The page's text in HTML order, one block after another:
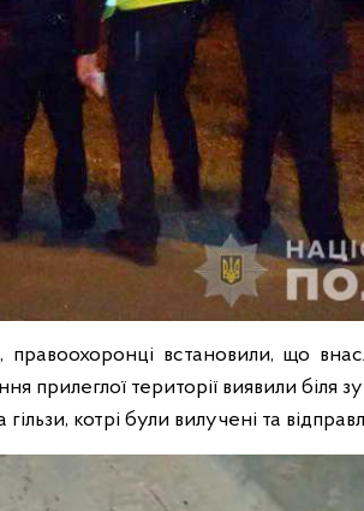
встановили, що
прилеглої території виявили біля
котрі були вилучені та